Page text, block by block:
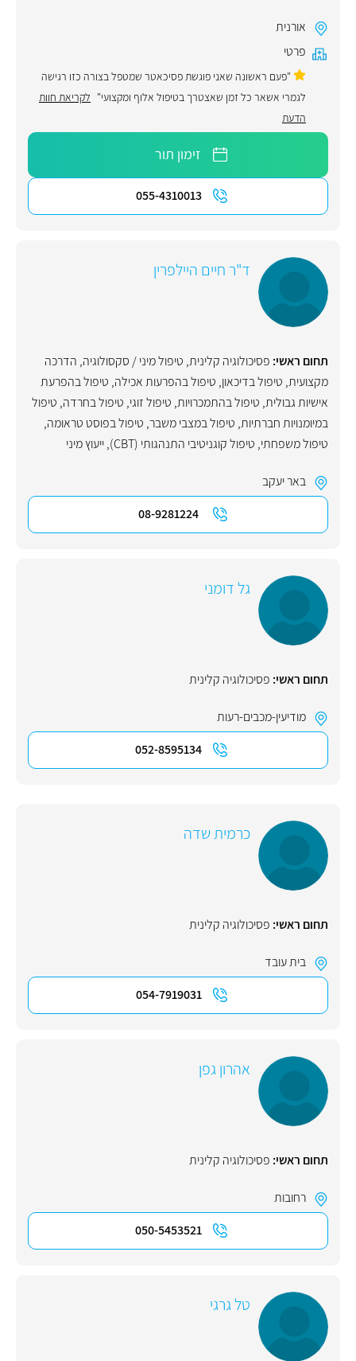
אורנית
פרטי
"פעם ראשונה שאני פוגשת פסיכאטר שמטפל בצורה כזו רגישה
לגמרי אשאר כל זמן שאצטרך בטיפול אלוף ומקצועי" לקריאת חוות
הדעת
זימון תור
055-4310013
ד"ר חיים היילפרין
תחום ראשי: פסיכולוגיה קלינית, טיפול מיני / סקסולוגיה, הדרכה
מקצועית, טיפול בדיכאון, טיפול בהפרעות אכילה, טיפול בהפרעת
אישיות גבולית, טיפול בהתמכרויות, טיפול זוגי, טיפול בחרדה, טיפול
במיומנויות חברתיות, טיפול במצבי משבר, טיפול בפוסט טראומה,
טיפול משפחתי, טיפול קוגניטיבי התנהגותי (CBT) ,ייעוץ מיני
באר יעקב
08-9281224
גל דומני
תחום ראשי: פסיכולוגיה קלינית
מודיעין-מכבים-רעות
052-8595134
כרמית שדה
תחום ראשי: פסיכולוגיה קלינית
בית עובד
054-7919031
אהרון גפן
תחום ראשי: פסיכולוגיה קלינית
רחובות
050-5453521
טל גרגי